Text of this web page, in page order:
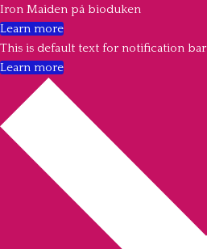
Iron Maiden på bioduken
Learn more
This is default text for notification bar
Learn more